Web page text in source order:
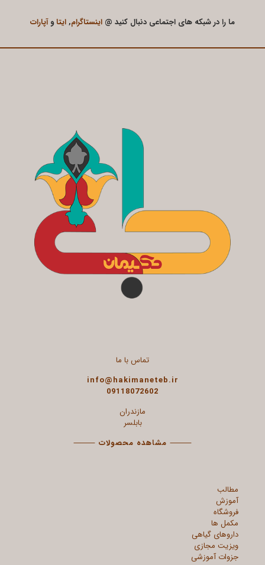
ما را در شبکه های اجتماعی دنبال کنید @ اینستاگرام,ایتاوآپارات
تماس با ما
info@hakimaneteb.ir
09118072602
مازندران
بابلسر
⸻ مشاهده محصولات ⸻
مطالب
آموزش
فروشگاه
مکمل ها
داروهای گیاهی
ویزیت مجازی
جزوات آموزشی